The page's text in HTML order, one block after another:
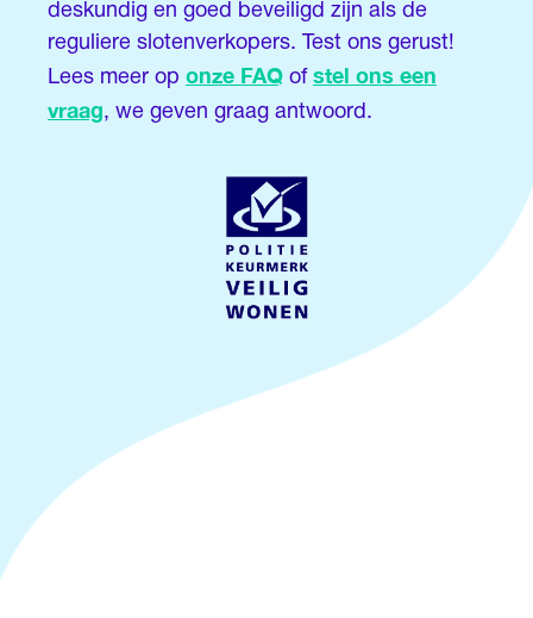
deskundig en goed beveiligd zijn als de
reguliere slotenverkopers. Test ons gerust!
Lees meer op onze FAQ of stel ons een
vraag, we geven graag antwoord.